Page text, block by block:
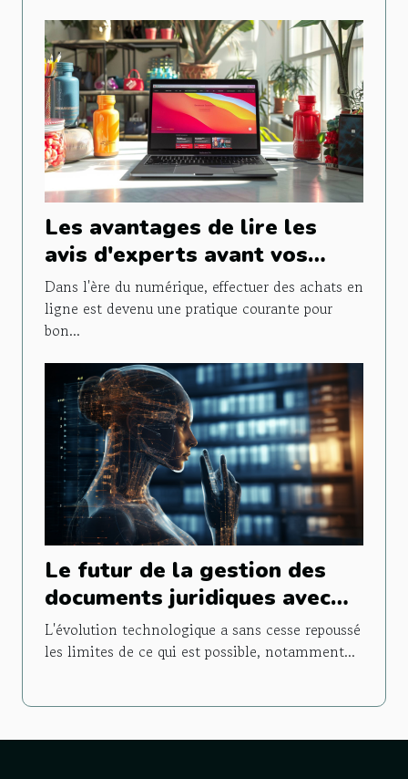
Les avantages de lire les
avis d'experts avant vos
achats en ligne
Dans l'ère du numérique, effectuer des achats en
ligne est devenu une pratique courante pour
bon...
Le futur de la gestion des
documents juridiques avec
l'intelligence artificielle
L'évolution technologique a sans cesse repoussé
les limites de ce qui est possible, notamment...